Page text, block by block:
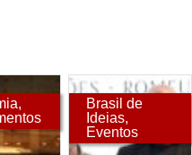
,
Brasil de
Ideias,
Eventos